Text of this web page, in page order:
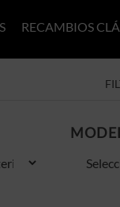
RECAMBIOS